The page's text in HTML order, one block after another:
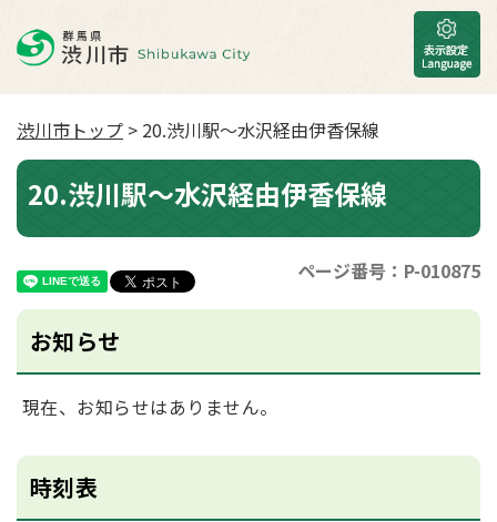
渋川市トップ > 20.渋川駅～水沢経由伊香保線
20.渋川駅～水沢経由伊香保線
ページ番号：P-010875
お知らせ
現在、お知らせはありません。
時刻表